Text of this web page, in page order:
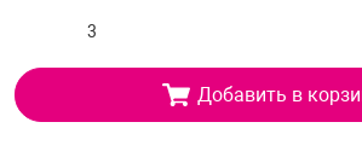
Добавить в